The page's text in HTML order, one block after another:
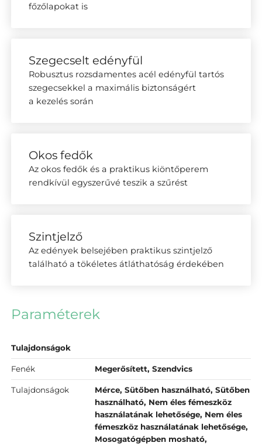
főzőlapokat is
Szegecselt edényfül
Robusztus rozsdamentes acél edényfül tartós
szegecsekkel a maximális biztonságért
a kezelés során
Okos fedők
Az okos fedők és a praktikus kiöntőperem
rendkívül egyszerűvé teszik a szűrést
Szintjelző
Az edények belsejében praktikus szintjelző
található a tökéletes átláthatóság érdekében
Paraméterek
Tulajdonságok
Fenék Megerősített, Szendvics
Tulajdonságok
Mérce, Sütőben használható, Sütőben
használható, Nem éles fémeszköz
használatának lehetősége, Nem éles
fémeszköz használatának lehetősége,
Mosogatógépben mosható,